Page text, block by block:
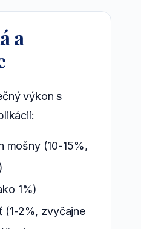
a
výkon s
mošny (10-15%,
1%)
(1-2%, zvyčajne